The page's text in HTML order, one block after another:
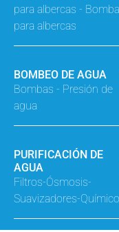
para albercas -
para albercas
BOMBEO DE AGUA
Bombas - Presión de
agua
PURIFICACIÓN DE
AGUA
Filtros-Ósmosis-
Suavizadores-